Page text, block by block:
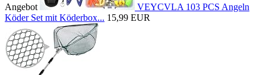
Angebot
VEYCVLA 103 PCS Angeln
Köder Set mit Köderbox... 15,99 EUR